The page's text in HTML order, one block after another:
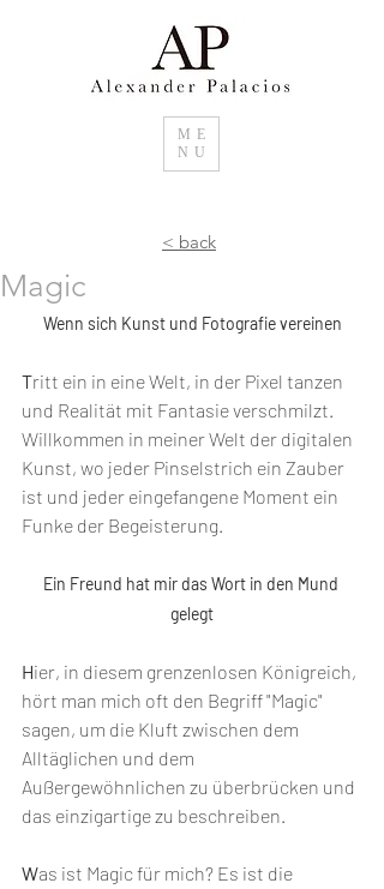
ME
NU
< back
Magic
Wenn sich Kunst und Fotografie vereinen
Tritt ein in eine Welt, in der Pixel tanzen
und Realität mit Fantasie verschmilzt.
Willkommen in meiner Welt der digitalen
Kunst, wo jeder Pinselstrich ein Zauber
ist und jeder eingefangene Moment ein
Funke der Begeisterung.
Ein Freund hat mir das Wort in den Mund
gelegt
Hier, in diesem grenzenlosen Königreich,
hört man mich oft den Begriff "Magic"
sagen, um die Kluft zwischen dem
Alltäglichen und dem
Außergewöhnlichen zu überbrücken und
das einzigartige zu beschreiben.
Was ist Magic für mich? Es ist die